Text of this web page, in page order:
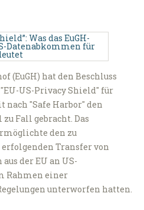
(EuGH) hat den Beschluss
US-Privacy Shield" für
"Safe Harbor" den
Fall gebracht. Das
den zu
Transfer von
der EU an US-
Rahmen einer
unterworfen hatten.